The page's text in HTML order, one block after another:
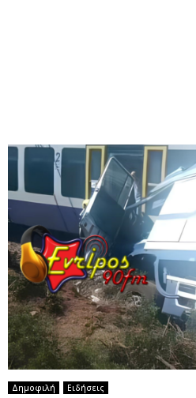
U
Δημοφιλή Ειδήσεις